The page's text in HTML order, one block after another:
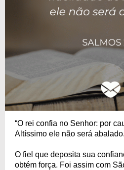
“O rei confia no Senhor: por
Altíssimo ele não será
O fiel que deposita sua
obtém força. Foi assim com